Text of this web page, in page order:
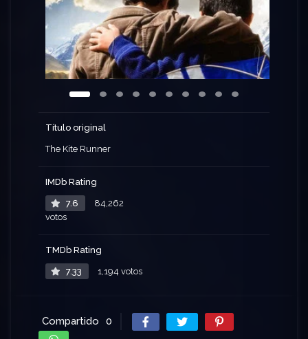
Título original
The Kite Runner
IMDb Rating
7.6
84,262
votos
TMDb Rating
7.33 1,194 votos
Compartido 0